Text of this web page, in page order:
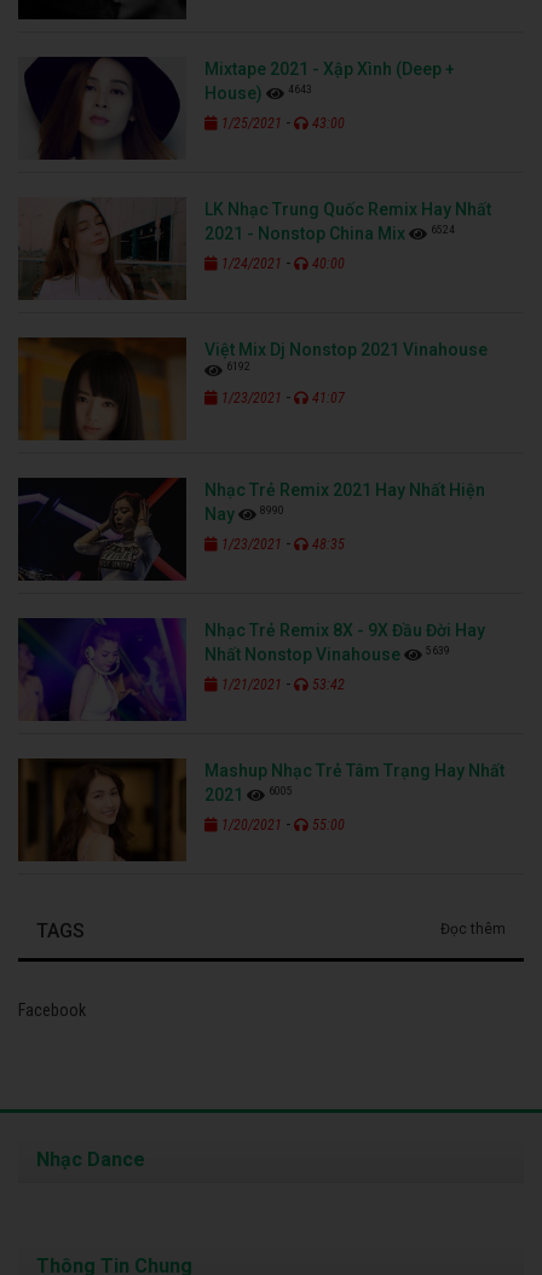
Mixtape 2021 - Xập Xình (Deep +
House)
4643
1/25/2021 - 43:00
LK Nhạc Trung Quốc Remix Hay Nhất
2021 - Nonstop China Mix
6524
1/24/2021 - 40:00
Việt Mix Dj Nonstop 2021 Vinahouse
6192
1/23/2021 - 41:07
Nhạc Trẻ Remix 2021 Hay Nhất Hiện
Nay
8990
1/23/2021 - 48:35
Nhạc Trẻ Remix 8X - 9X Đầu Đời Hay
Nhất Nonstop Vinahouse
5639
1/21/2021 - 53:42
Mashup Nhạc Trẻ Tâm Trạng Hay Nhất
2021
6005
1/20/2021 - 55:00
TAGS Đọc thêm
Facebook
Nhạc Dance
Thông Tin Chung